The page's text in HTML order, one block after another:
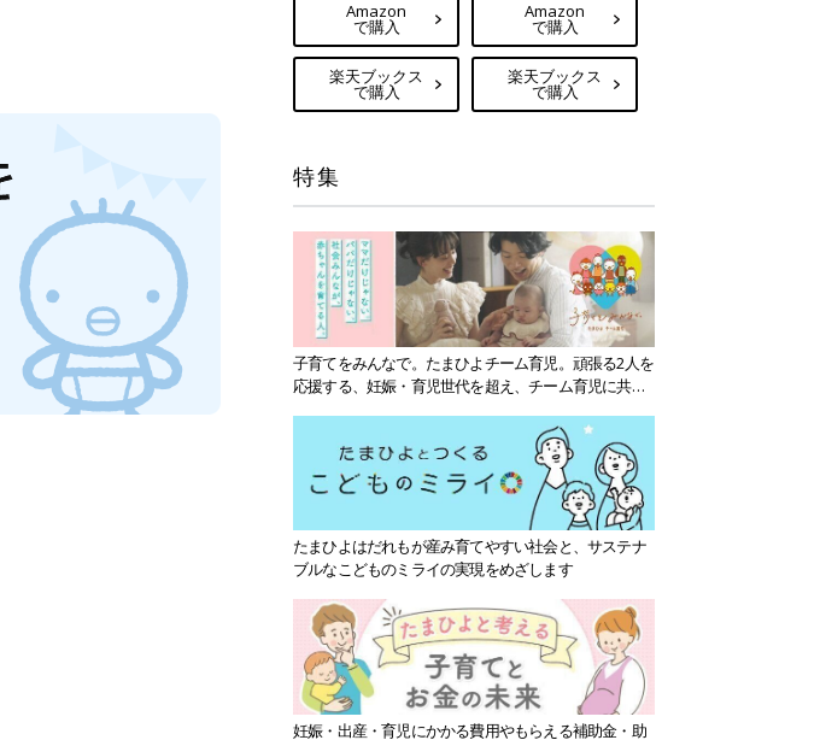
Amazon
で購入
楽天ブックス
で購入
Amazon
で購入
楽天ブックス
で購入
特集
子育てをみんなで。たまひよチーム育児。頑張る2人を
応援する、妊娠・育児世代を超え、チーム育児に共感
たまひよはだれもが産み育てやすい社会と、サステナ
ブルなこどものミライの実現をめざします
妊娠・出産・育児にかかる費用やもらえる補助金・助